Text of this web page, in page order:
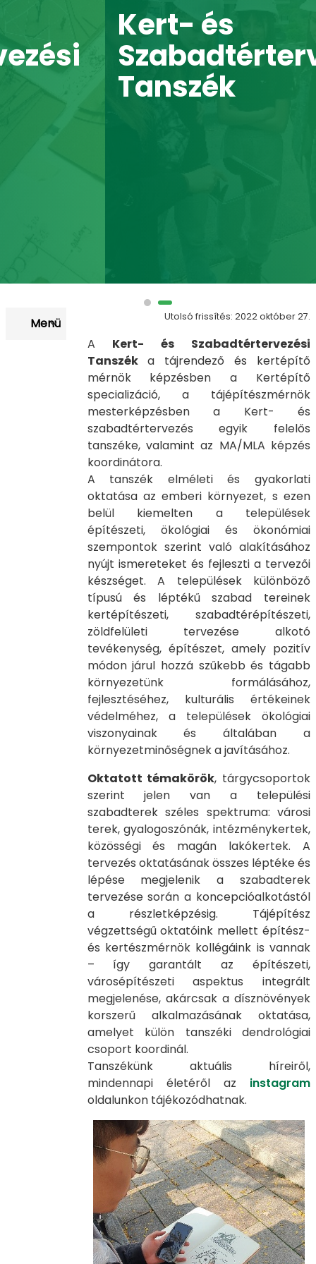
Kert- és
Szabadtértervezési
Tanszék
Menü Utolsó frissítés: 2022 október 27.
A Kert- és Szabadtértervezési
Tanszék a tájrendező és kertépítő
mérnök képzésben a Kertépítő
specializáció, a tájépítészmérnök
mesterképzésben a Kert- és
szabadtértervezés egyik felelős
tanszéke, valamint az MA/MLA képzés
koordinátora.
A tanszék elméleti és gyakorlati
oktatása az emberi környezet, s ezen
belül kiemelten a települések
építészeti, ökológiai és ökonómiai
szempontok szerint való alakításához
nyújt ismereteket és fejleszti a tervezői
készséget. A települések különböző
típusú és léptékű szabad tereinek
kertépítészeti, szabadtérépítészeti,
zöldfelületi tervezése alkotó
tevékenység, építészet, amely pozitív
módon járul hozzá szűkebb és tágabb
környezetünk formálásához,
fejlesztéséhez, kulturális értékeinek
védelméhez, a települések ökológiai
viszonyainak és általában a
környezetminőségnek a javításához.
Oktatott témakörök, tárgycsoportok
szerint jelen van a települési
szabadterek széles spektruma: városi
terek, gyalogoszónák, intézménykertek,
közösségi és magán lakókertek. A
tervezés oktatásának összes léptéke és
lépése megjelenik a szabadterek
tervezése során a koncepcióalkotástól
a részletképzésig. Tájépítész
végzettségű oktatóink mellett építész-
és kertészmérnök kollégáink is vannak
– így garantált az építészeti,
városépítészeti aspektus integrált
megjelenése, akárcsak a dísznövények
korszerű alkalmazásának oktatása,
amelyet külön tanszéki dendrológiai
csoport koordinál.
Tanszékünk aktuális híreiről,
mindennapi életéről az instagram
oldalunkon tájékozódhatnak.